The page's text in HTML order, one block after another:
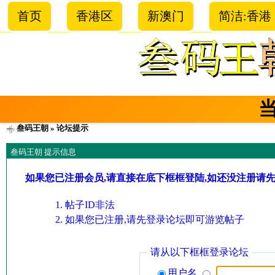
首页 香港区 新澳门 简洁:香港
叁码王朝 » 论坛提示
叁码王朝 提示信息
如果您已注册会员,请直接在底下框框登陆,如还没注册请
帖子ID非法
如果您已注册,请先登录论坛即可游览帖子
请从以下框框登录论坛
用户名